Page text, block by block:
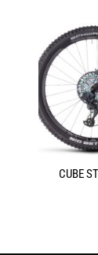
CUBE